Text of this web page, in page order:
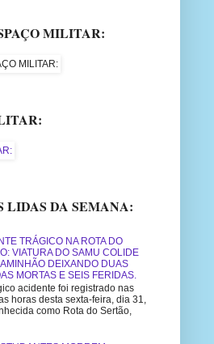
MILITAR:
LIDAS DA SEMANA:
TRÁGICO NA ROTA DO
VIATURA DO SAMU COLIDE
DEIXANDO DUAS
MORTAS E SEIS FERIDAS.
acidente foi registrado nas
horas desta sexta-feira, dia 31,
como Rota do Sertão,